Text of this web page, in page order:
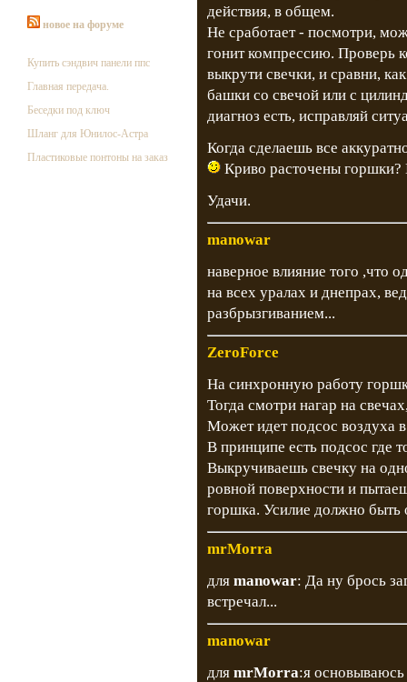
новое на форуме
Купить сэндвич панели ппс
Главная передача.
Беседки под ключ
Шланг для Юнилос-Астра
Пластиковые понтоны на заказ
действия, в общем.
Не сработает - посмотри,
гонит компрессию. Проверь
выкрути свечки, и сравни,
башки со свечой или с
диагноз есть, исправляй
Когда сделаешь все
Криво расточены горшки?
Удачи.
manowar
наверное влияние того ,что
на всех уралах и днепрах,
разбрызгиванием...
ZeroForce
На синхронную работу
Тогда смотри нагар на
Может идет подсос воздуха
В принципе есть подсос где
Выкручиваешь свечку на
ровной поверхности и
горшка. Усилие должно быть
mrMorra
для manowar: Да ну брось
встречал...
manowar
для mrMorra:я